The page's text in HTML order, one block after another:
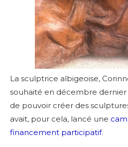
La sculptrice albigeoise,
souhaité en décembre
de pouvoir créer des
avait, pour cela, lancé une
financement participatif.